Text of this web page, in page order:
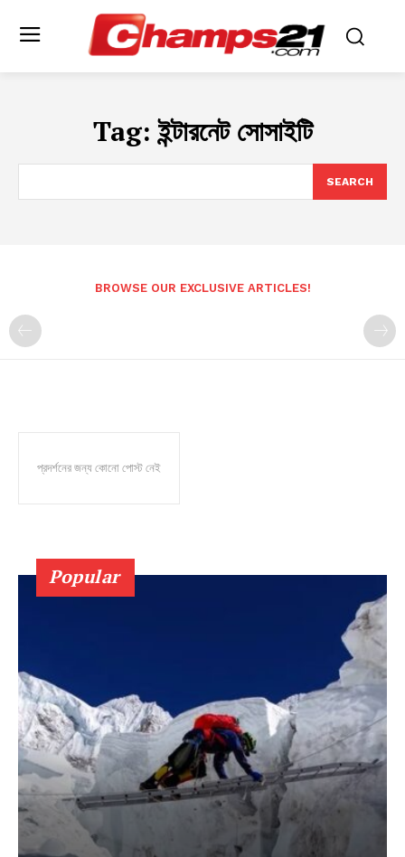
Tag:ইন্টারনেট সোসাইটি
SEARCH
BROWSE OUR EXCLUSIVE ARTICLES!
প্রদর্শনের জন্য কোনো পোস্ট নেই
Popular